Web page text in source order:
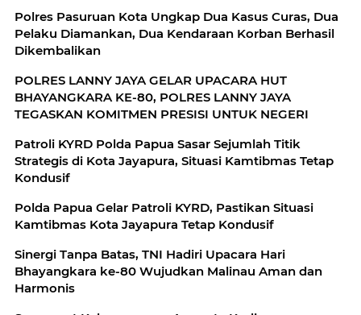
Polres Pasuruan Kota Ungkap Dua Kasus Curas, Dua
Pelaku Diamankan, Dua Kendaraan Korban Berhasil
Dikembalikan
POLRES LANNY JAYA GELAR UPACARA HUT
BHAYANGKARA KE-80, POLRES LANNY JAYA
TEGASKAN KOMITMEN PRESISI UNTUK NEGERI
Patroli KYRD Polda Papua Sasar Sejumlah Titik
Strategis di Kota Jayapura, Situasi Kamtibmas Tetap
Kondusif
Polda Papua Gelar Patroli KYRD, Pastikan Situasi
Kamtibmas Kota Jayapura Tetap Kondusif
Sinergi Tanpa Batas, TNI Hadiri Upacara Hari
Bhayangkara ke-80 Wujudkan Malinau Aman dan
Harmonis